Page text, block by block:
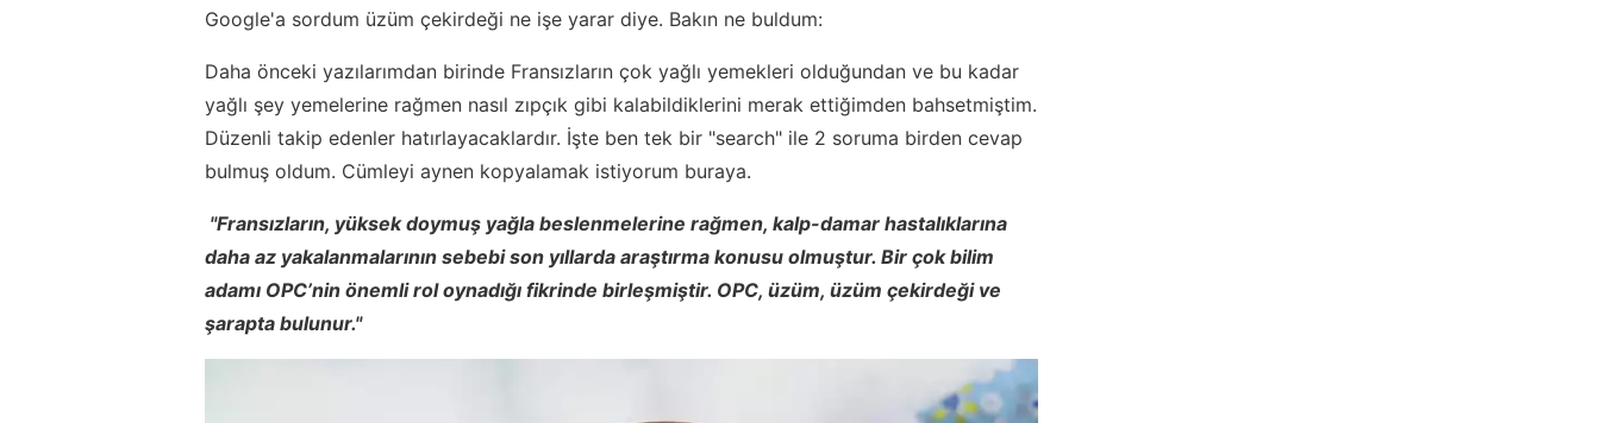
Google'a sordum üzüm çekirdeği ne işe yarar diye. Bakın ne buldum:
Daha önceki yazılarımdan birinde Fransızların çok yağlı yemekleri olduğundan ve bu kadar
yağlı şey yemelerine rağmen nasıl zıpçık gibi kalabildiklerini merak ettiğimden bahsetmiştim.
Düzenli takip edenler hatırlayacaklardır. İşte ben tek bir "search" ile 2 soruma birden cevap
bulmuş oldum. Cümleyi aynen kopyalamak istiyorum buraya.
"Fransızların, yüksek doymuş yağla beslenmelerine rağmen, kalp-damar hastalıklarına
daha az yakalanmalarının sebebi son yıllarda araştırma konusu olmuştur. Bir çok bilim
adamı OPC’nin önemli rol oynadığı fikrinde birleşmiştir. OPC, üzüm, üzüm çekirdeği ve
şarapta bulunur."